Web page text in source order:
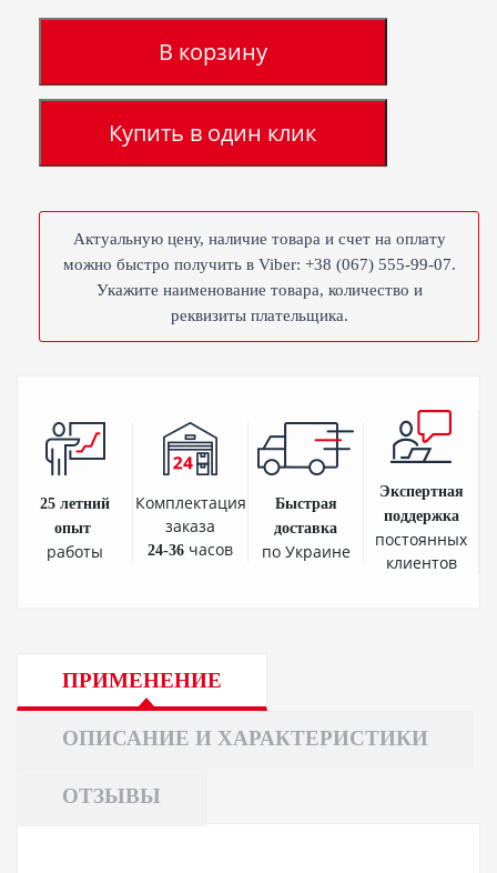
В корзину
Купить в один клик
Актуальную цену, наличие товара и счет на оплату
можно быстро получить в Viber: +38 (067) 555-99-07.
Укажите наименование товара, количество и
реквизиты плательщика.
25 летний
опыт
работы
Комплектация
заказа
24-36 часов
Быстрая
доставка
по Украине
Экспертная
поддержка
постоянных
клиентов
ПРИМЕНЕНИЕ
ОПИСАНИЕ И ХАРАКТЕРИСТИКИ
ОТЗЫВЫ